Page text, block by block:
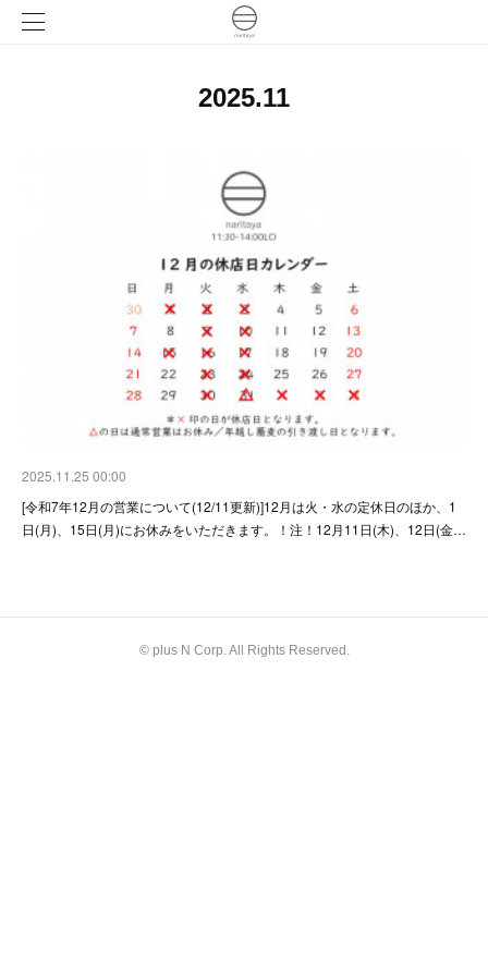
2025.11
2025.11.25 00:00
[令和7年12月の営業について(12/11更新)]12月は火・水の定休日のほか、1
日(月)、15日(月)にお休みをいただきます。！注！12月11日(木)、12日(金…
© plus N Corp. All Rights Reserved.